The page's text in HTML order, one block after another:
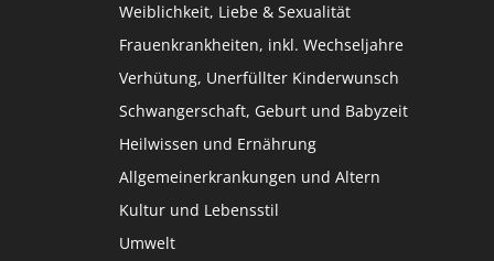
Weiblichkeit, Liebe & Sexualität
Frauenkrankheiten, inkl. Wechseljahre
Verhütung, Unerfüllter Kinderwunsch
Schwangerschaft, Geburt und Babyzeit
Heilwissen und Ernährung
Allgemeinerkrankungen und Altern
Kultur und Lebensstil
Umwelt